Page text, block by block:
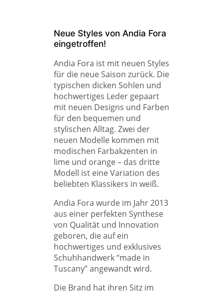
Neue Styles von Andia Fora
eingetroffen!
Andia Fora ist mit neuen Styles
für die neue Saison zurück. Die
typischen dicken Sohlen und
hochwertiges Leder gepaart
mit neuen Designs und Farben
für den bequemen und
stylischen Alltag. Zwei der
neuen Modelle kommen mit
modischen Farbakzenten in
lime und orange – das dritte
Modell ist eine Variation des
beliebten Klassikers in weiß.
Andia Fora wurde im Jahr 2013
aus einer perfekten Synthese
von Qualität und Innovation
geboren, die auf ein
hochwertiges und exklusives
Schuhhandwerk “made in
Tuscany” angewandt wird.
Die Brand hat ihren Sitz im